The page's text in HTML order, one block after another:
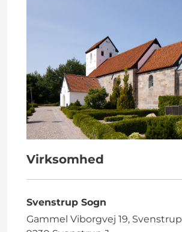
Virksomhed
Svenstrup Sogn
Gammel Viborgvej 19, Svenstrup